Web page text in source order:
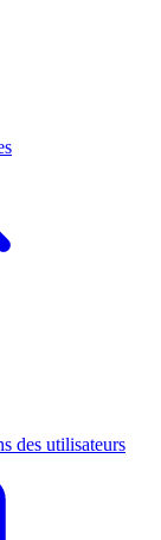
des utilisateurs